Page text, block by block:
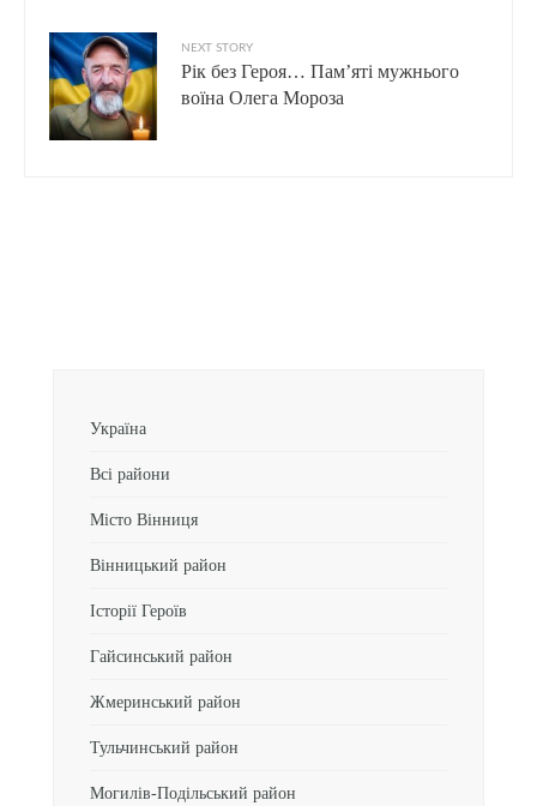
NEXT STORY
Рік без Героя… Пам’яті мужнього
воїна Олега Мороза
Україна
Всі райони
Місто Вінниця
Вінницький район
Історії Героїв
Гайсинський район
Жмеринський район
Тульчинський район
Могилів-Подільський район